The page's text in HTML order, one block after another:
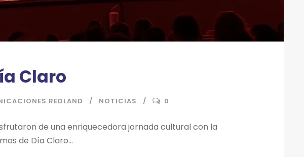
Claro
REDLAND NOTICIAS 0
de una enriquecedora jornada cultural con la
de Día Claro...